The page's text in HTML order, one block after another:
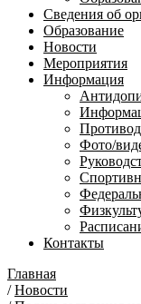
Сведения об
Образование
Новости
Мероприятия
Информация
Фото/
Контакты
Главная
/ Новости